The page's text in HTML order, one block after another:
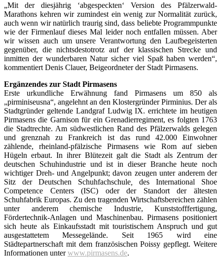
„Mit der diesjährig ‘abgespeckten‘ Version des Pfälzerwald-
Marathons kehren wir zumindest ein wenig zur Normalität zurück,
auch wenn wir natürlich traurig sind, dass beliebte Programmpunkte
wie der Firmenlauf dieses Mal leider noch entfallen müssen. Aber
wir wissen auch um unsere Verantwortung den Laufbegeisterten
gegenüber, die nichtsdestotrotz auf der klassischen Strecke und
inmitten der wunderbaren Natur sicher viel Spaß haben werden“,
kommentiert Denis Clauer, Beigeordneter der Stadt Pirmasens.
Ergänzendes zur Stadt Pirmasens
Erste urkundliche Erwähnung fand Pirmasens um 850 als
„pirminiseusna“, angelehnt an den Klostergründer Pirminius. Der als
Stadtgründer geltende Landgraf Ludwig IX. errichtete im heutigen
Pirmasens die Garnison für ein Grenadierregiment, es folgten 1763
die Stadtrechte. Am südwestlichen Rand des Pfälzerwalds gelegen
und grenznah zu Frankreich ist das rund 42.000 Einwohner
zählende, rheinland-pfälzische Pirmasens wie Rom auf sieben
Hügeln erbaut. In ihrer Blütezeit galt die Stadt als Zentrum der
deutschen Schuhindustrie und ist in dieser Branche heute noch
wichtiger Dreh- und Angelpunkt; davon zeugen unter anderem der
Sitz der Deutschen Schuhfachschule
des International Shoe
Competence Centers (ISC) oder der Standort der ältesten
Schuhfabrik Europas. Zu den tragenden Wirtschaftsbereichen zählen
unter anderem chemische Industrie, Kunststofffertigung,
Fördertechnik-Anlagen und Maschinenbau. Pirmasens positioniert
sich heute als Einkaufsstadt mit touristischem Anspruch und gut
ausgestattetem Messegelände. Seit 1965 wird eine
Städtepartnerschaft mit dem französischen Poissy gepflegt. Weitere
Informationen unterwww.pirmasens.de.